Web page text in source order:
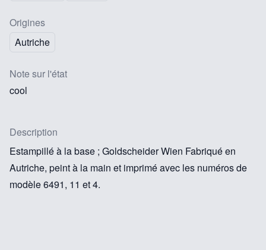
Origines
Autriche
Note sur l'état
cool
Description
Estampillé à la base ; Goldscheider Wien Fabriqué en
Autriche, peint à la main et imprimé avec les numéros de
modèle 6491, 11 et 4.